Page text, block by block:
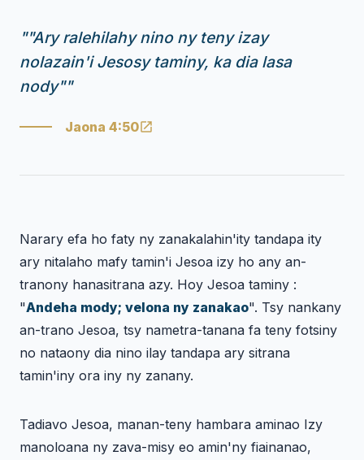
""Ary ralehilahy nino ny teny izay
nolazain'i Jesosy taminy, ka dia lasa
nody""
Jaona 4:50
Narary efa ho faty ny zanakalahin'ity tandapa ity
ary nitalaho mafy tamin'i Jesoa izy ho any an-
tranony hanasitrana azy. Hoy Jesoa taminy :
"Andeha mody; velona ny zanakao". Tsy nankany
an-trano Jesoa, tsy nametra-tanana fa teny fotsiny
no nataony dia nino ilay tandapa ary sitrana
tamin'iny ora iny ny zanany.
Tadiavo Jesoa, manan-teny hambara aminao Izy
manoloana ny zava-misy eo amin'ny fiainanao,